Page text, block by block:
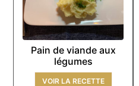
Pain de viande aux
légumes
VOIR LA RECETTE